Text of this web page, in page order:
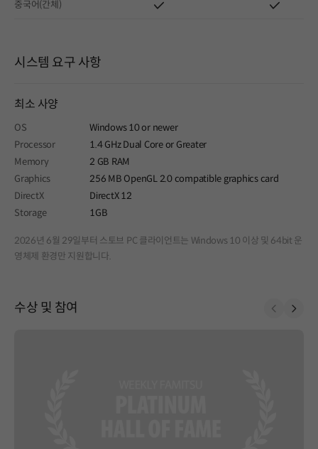
중국어(간체)
시스템 요구 사항
최소 사양
OS
Windows 10 or newer
Processor
1.4 GHz Dual Core or Greater
Memory
2 GB RAM
Graphics
256 MB OpenGL 2.0 compatible graphics card
DirectX
DirectX 12
Storage
1GB
2026년 6월 29일부터 스토브 PC 클라이언트는 Windows 10 이상 및 64bit 운
영체제 환경만 지원합니다.
수상 및 참여 Prev Next